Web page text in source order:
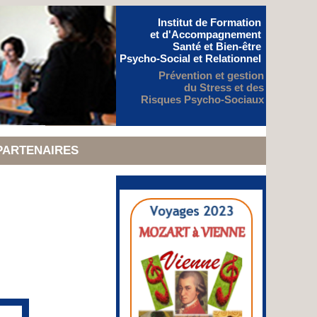
Institut de Formation
et d'Accompagnement
Santé et Bien-être
Psycho‑Social et Relationnel
Prévention et gestion
du Stress et des
Risques Psycho‑Sociaux